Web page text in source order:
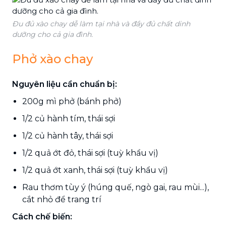
Đu đủ xào chay dễ làm tại nhà và đầy đủ chất dinh
dưỡng cho cả gia đình.
Phở xào chay
Nguyên liệu cần chuẩn bị:
200g mì phở (bánh phở)
1/2 củ hành tím, thái sợi
1/2 củ hành tây, thái sợi
1/2 quả ớt đỏ, thái sợi (tuỳ khẩu vị)
1/2 quả ớt xanh, thái sợi (tuỳ khẩu vị)
Rau thơm tùy ý (húng quế, ngò gai, rau mùi...),
cắt nhỏ để trang trí
Cách chế biến: